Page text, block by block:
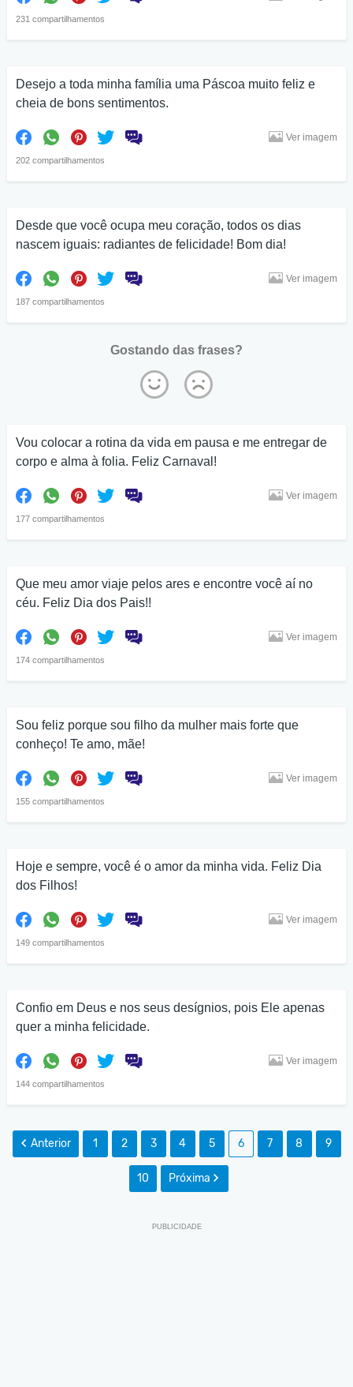
231 compartilhamentos
Desejo a toda minha família uma Páscoa muito feliz e
cheia de bons sentimentos.
202 compartilhamentos
Ver imagem
Desde que você ocupa meu coração, todos os dias
nascem iguais: radiantes de felicidade! Bom dia!
187 compartilhamentos
Ver imagem
Gostando das frases?
Vou colocar a rotina da vida em pausa e me entregar de
corpo e alma à folia. Feliz Carnaval!
177 compartilhamentos
Ver imagem
Que meu amor viaje pelos ares e encontre você aí no
céu. Feliz Dia dos Pais!!
174 compartilhamentos
Ver imagem
Sou feliz porque sou filho da mulher mais forte que
conheço! Te amo, mãe!
155 compartilhamentos
Ver imagem
Hoje e sempre, você é o amor da minha vida. Feliz Dia
dos Filhos!
149 compartilhamentos
Ver imagem
Confio em Deus e nos seus desígnios, pois Ele apenas
quer a minha felicidade.
144 compartilhamentos
Ver imagem
Anterior 1 2 3 4 5 6 7 8 9
10 Próxima